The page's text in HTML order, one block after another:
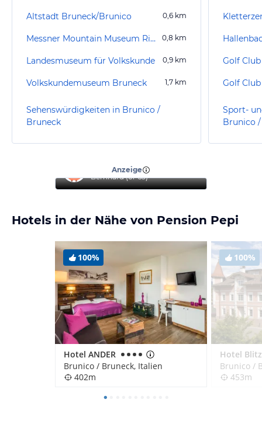
Altstadt Bruneck/Brunico 0,6 km
Messner Mountain Museum Ripa 0,8 km
Landesmuseum für Volkskunde 0,9 km
Volkskundemuseum Bruneck 1,7 km
Sehenswürdigkeiten in Brunico /
Bruneck
Golf
Golf
Sport-
Brunico
Anzeige
Bernhard (61-65)
Hotels in der Nähe von Pension Pepi
100%
Hotel ANDER
Brunico / Bruneck, Italien
402m
100%
Hotel
Brunico /
453m